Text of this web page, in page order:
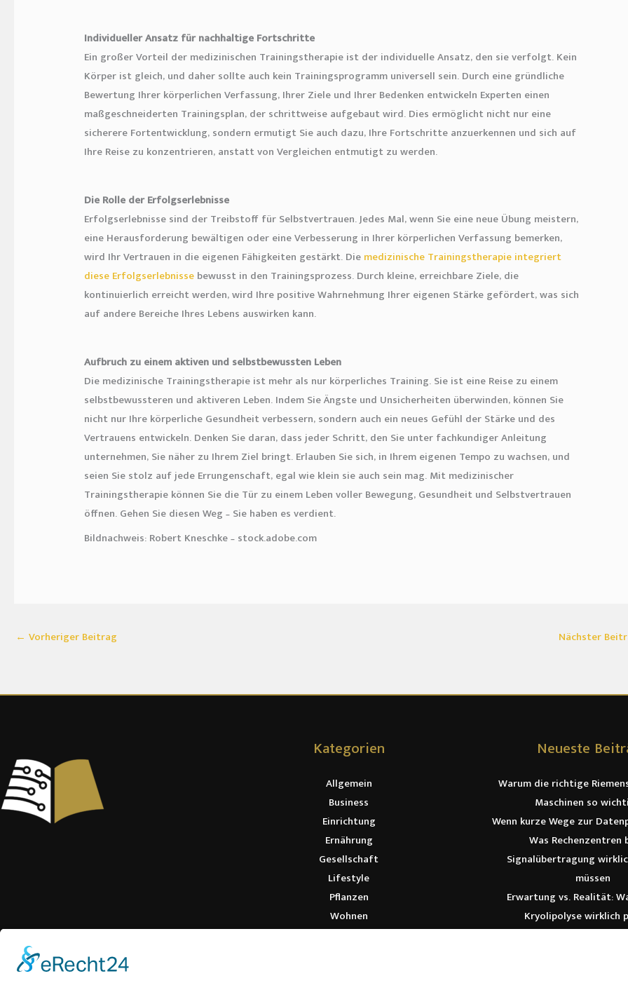
Individueller Ansatz für nachhaltige Fortschritte
Ein großer Vorteil der medizinischen Trainingstherapie ist der individuelle Ansatz, den sie verfolgt. Kein
Körper ist gleich, und daher sollte auch kein Trainingsprogramm universell sein. Durch eine gründliche
Bewertung Ihrer körperlichen Verfassung, Ihrer Ziele und Ihrer Bedenken entwickeln Experten einen
maßgeschneiderten Trainingsplan, der schrittweise aufgebaut wird. Dies ermöglicht nicht nur eine
sicherere Fortentwicklung, sondern ermutigt Sie auch dazu, Ihre Fortschritte anzuerkennen und sich auf
Ihre Reise zu konzentrieren, anstatt von Vergleichen entmutigt zu werden.
Die Rolle der Erfolgserlebnisse
Erfolgserlebnisse sind der Treibstoff für Selbstvertrauen. Jedes Mal, wenn Sie eine neue Übung meistern,
eine Herausforderung bewältigen oder eine Verbesserung in Ihrer körperlichen Verfassung bemerken,
wird Ihr Vertrauen in die eigenen Fähigkeiten gestärkt. Die medizinische Trainingstherapie integriert
diese Erfolgserlebnisse bewusst in den Trainingsprozess. Durch kleine, erreichbare Ziele, die
kontinuierlich erreicht werden, wird Ihre positive Wahrnehmung Ihrer eigenen Stärke gefördert, was sich
auf andere Bereiche Ihres Lebens auswirken kann.
Aufbruch zu einem aktiven und selbstbewussten Leben
Die medizinische Trainingstherapie ist mehr als nur körperliches Training. Sie ist eine Reise zu einem
selbstbewussteren und aktiveren Leben. Indem Sie Ängste und Unsicherheiten überwinden, können Sie
nicht nur Ihre körperliche Gesundheit verbessern, sondern auch ein neues Gefühl der Stärke und des
Vertrauens entwickeln. Denken Sie daran, dass jeder Schritt, den Sie unter fachkundiger Anleitung
unternehmen, Sie näher zu Ihrem Ziel bringt. Erlauben Sie sich, in Ihrem eigenen Tempo zu wachsen, und
seien Sie stolz auf jede Errungenschaft, egal wie klein sie auch sein mag. Mit medizinischer
Trainingstherapie können Sie die Tür zu einem Leben voller Bewegung, Gesundheit und Selbstvertrauen
öffnen. Gehen Sie diesen Weg – Sie haben es verdient.
Bildnachweis: Robert Kneschke – stock.adobe.com
← Vorheriger Beitrag Nächster
Kategorien
Allgemein
Business
Einrichtung
Ernährung
Gesellschaft
Lifestyle
Pflanzen
Wohnen
Neueste
Warum die richtige
Maschinen so
Wenn kurze Wege zur
Was Rechenzentren
Signalübertragung
müssen
Erwartung vs. Realität:
Kryolipolyse wirklich
Ratgeber zur